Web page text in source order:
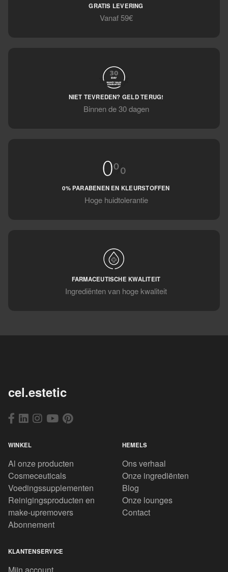
GRATIS LEVERING
Vanaf 59€
NIET TEVREDEN? GELD TERUG!
Binnen de 30 dagen
0% PARABENEN EN KLEURSTOFFEN
Hoge huidtolerantie
FARMACEUTISCHE KWALITEIT
Ingrediënten van hoge kwaliteit
cel.estetic
WINKEL
Al onze producten
Cosmeceuticals
Voedingssupplementen
Reinigingsproducten en
make-upremovers
Abonnement
HEMELS
Ons verhaal
Onze ingrediënten
Blog
Onze lounges
Contact
KLANTENSERVICE